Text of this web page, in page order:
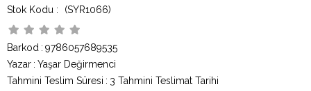
(SYR1066)
Barkod : 9786057689535
Yazar : Yaşar Değirmenci
Tahmini Teslim Süresi : 3 Tahmini Teslimat Tarihi